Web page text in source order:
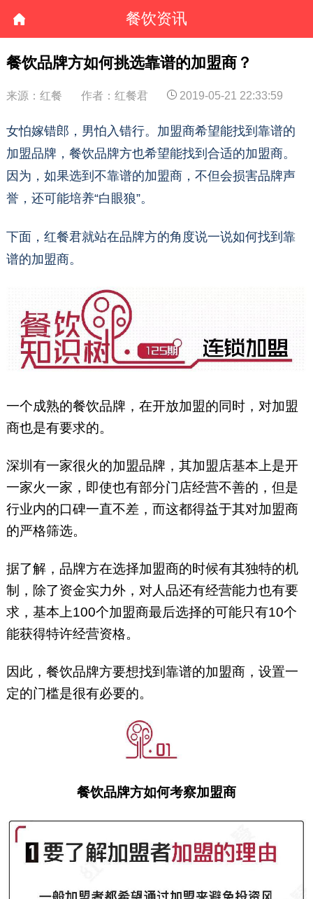
餐饮资讯
餐饮品牌方如何挑选靠谱的加盟商？
来源：红餐 作者：红餐君 2019-05-21 22:33:59
女怕嫁错郎，男怕入错行。加盟商希望能找到靠谱的
加盟品牌，餐饮品牌方也希望能找到合适的加盟商。
因为，如果选到不靠谱的加盟商，不但会损害品牌声
誉，还可能培养“白眼狼”。
下面，红餐君就站在品牌方的角度说一说如何找到靠
谱的加盟商。
一个成熟的餐饮品牌，在开放加盟的同时，对加盟
商也是有要求的。
深圳有一家很火的加盟品牌，其加盟店基本上是开
一家火一家，即使也有部分门店经营不善的，但是
行业内的口碑一直不差，而这都得益于其对加盟商
的严格筛选。
据了解，品牌方在选择加盟商的时候有其独特的机
制，除了资金实力外，对人品还有经营能力也有要
求，基本上100个加盟商最后选择的可能只有10个
能获得特许经营资格。
因此，餐饮品牌方要想找到靠谱的加盟商，设置一
定的门槛是很有必要的。
餐饮品牌方如何考察加盟商